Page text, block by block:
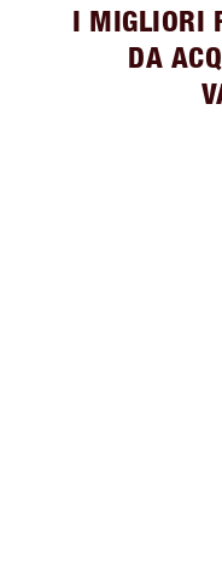
I MIGLIORI
DA